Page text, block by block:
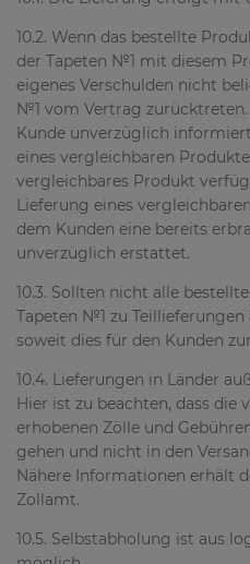
10.2. Wenn das bestellte
der Tapeten №1 mit diesem
eigenes Verschulden nicht
№1 vom Vertrag
Kunde unverzüglich
eines vergleichbaren
vergleichbares Produkt
Lieferung eines
dem Kunden eine bereits
unverzüglich erstattet.
10.3. Sollten nicht alle
Tapeten №1 zu
soweit dies für den Kunden
10.4. Lieferungen in Länder
Hier ist zu beachten, dass die
erhobenen Zölle und
gehen und nicht in den
Nähere Informationen erhält
Zollamt.
10.5. Selbstabholung ist aus